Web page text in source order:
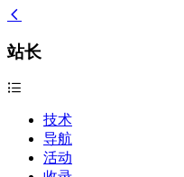
站长
技术
导航
活动